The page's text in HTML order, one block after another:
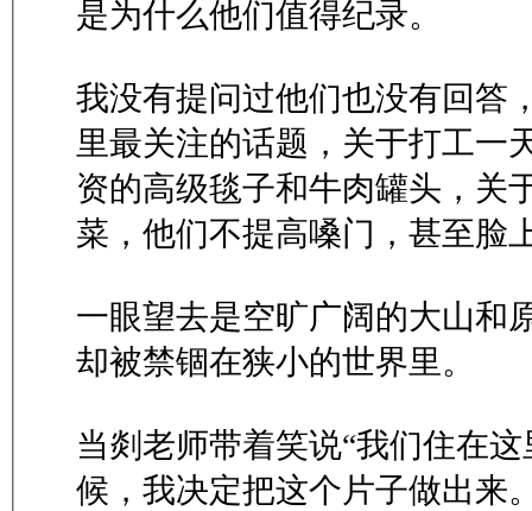
是为什么他们值得纪录。
我没有提问过他们也没有回答
里最关注的话题，关于打工一
资的高级毯子和牛肉罐头，关
菜，他们不提高嗓门，甚至脸
一眼望去是空旷广阔的大山和
却被禁锢在狭小的世界里。
当剡老师带着笑说“我们住在
候，我决定把这个片子做出来